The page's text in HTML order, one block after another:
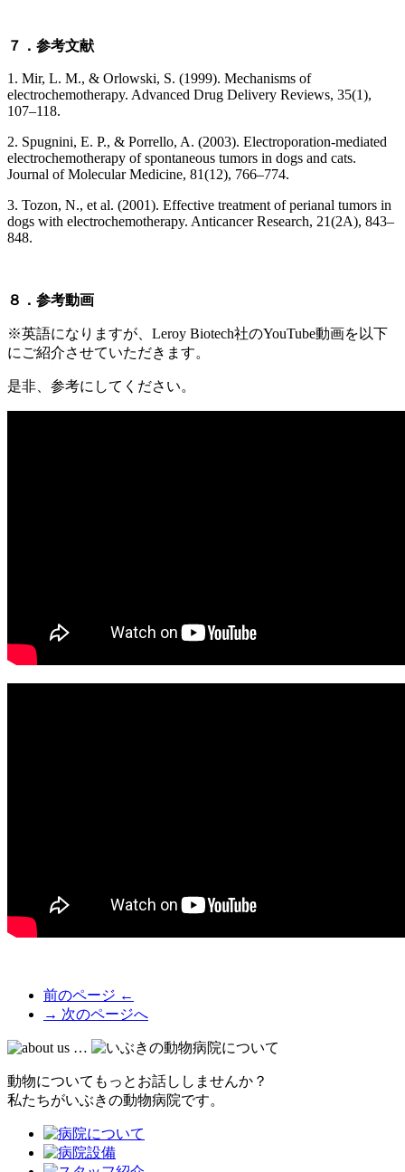
７．参考文献
1. Mir, L. M., & Orlowski, S. (1999). Mechanisms of
electrochemotherapy. Advanced Drug Delivery Reviews, 35(1),
107–118.
2. Spugnini, E. P., & Porrello, A. (2003). Electroporation‐mediated
electrochemotherapy of spontaneous tumors in dogs and cats.
Journal of Molecular Medicine, 81(12), 766–774.
3. Tozon, N., et al. (2001). Effective treatment of perianal tumors in
dogs with electrochemotherapy. Anticancer Research, 21(2A), 843–
848.
８．参考動画
※英語になりますが、Leroy Biotech社のYouTube動画を以下
にご紹介させていただきます。
是非、参考にしてください。
前のページ ←
→ 次のページへ
動物についてもっとお話ししませんか？
私たちがいぶきの動物病院です。